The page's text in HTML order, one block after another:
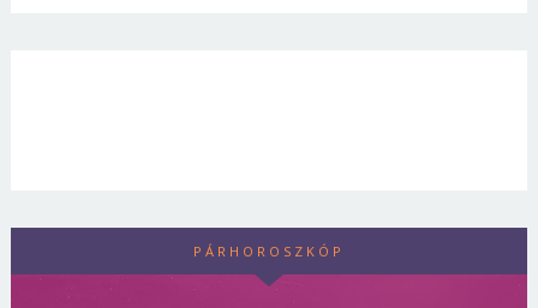
PÁRHOROSZKÓP